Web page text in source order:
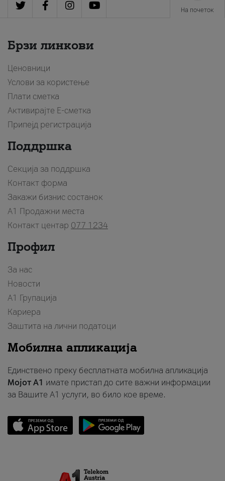
На почеток
Брзи линкови
Ценовници
Услови за користење
Плати сметка
Активирајте Е-сметка
Припејд регистрација
Поддршка
Секција за поддршка
Контакт форма
Закажи бизнис состанок
A1 Продажни места
Контакт центар 077 1234
Профил
За нас
Новости
А1 Групација
Кариера
Заштита на лични податоци
Мобилна апликација
Единствено преку бесплатната мобилна апликација
Мојот A1 имате пристап до сите важни информации
за Вашите A1 услуги, во било кое време.